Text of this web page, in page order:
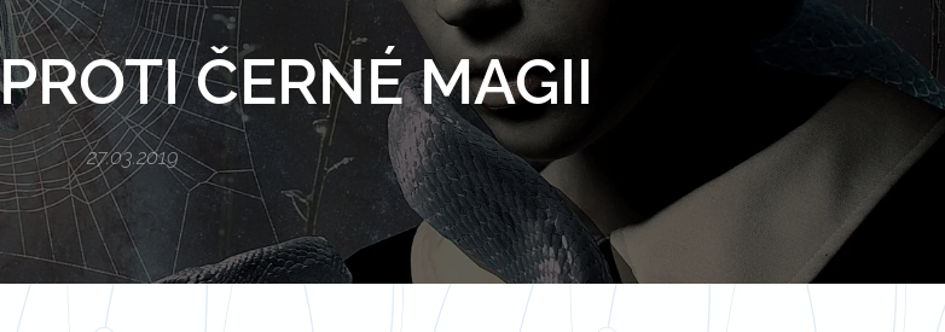
ČERNÉ MAGII
27.03.2019